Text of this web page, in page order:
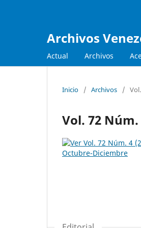
Archivos
Actual Archivos
Inicio / Archivos /
Vol. 72